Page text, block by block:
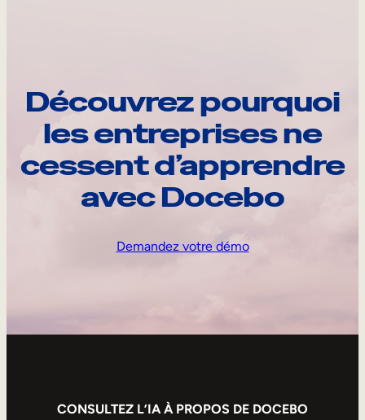
Découvrez pourquoi
les entreprises ne
cessent d’apprendre
avec Docebo
Demandez votre démo
CONSULTEZ L’IA À PROPOS DE DOCEBO